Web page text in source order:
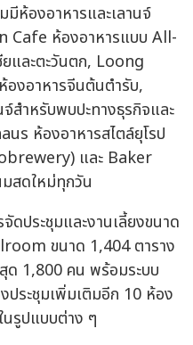
มีห้องอาหารและเลานจ์
Cafe ห้องอาหารแบบ All-
และตะวันตก, Loong
งอาหารจีนต้นตำรับ,
ำหรับพบปะทางธุรกิจและ
ห้องอาหารสไตล์ยุโรป
และ Baker
สดใหม่ทุกวัน
ดประชุมและงานเลี้ยงขนาด
ขนาด 1,404 ตาราง
ด 1,800 คน พร้อมระบบ
ระชุมเพิ่มเติมอีก 10 ห้อง
นรูปแบบต่าง ๆ